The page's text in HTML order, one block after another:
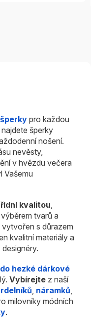
pro každou
šperky
nošení.
nevěsty,
v hvězdu večera
Vašemu
kvalitou,
tvarů a
s důrazem
kvalitní materiály a
hezké dárkové
Vybírejte z naší
, náramků,
milovníky módních
.